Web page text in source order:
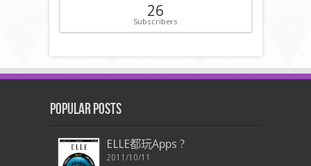
26
Subscribers
Popular Posts
ELLE都玩Apps ?
2011/10/11